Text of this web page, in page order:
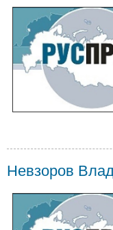
Невзоров